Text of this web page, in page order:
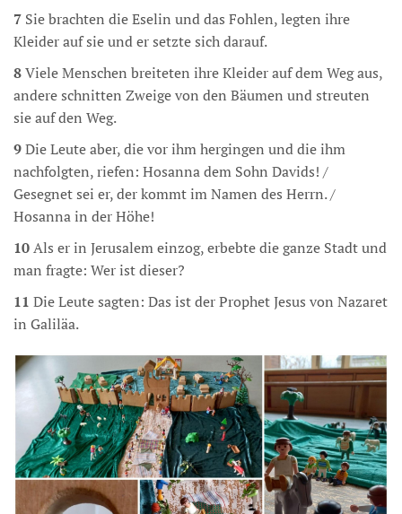
7 Sie brachten die Eselin und das Fohlen, legten ihre
Kleider auf sie und er setzte sich darauf.
8Viele Menschen breiteten ihre Kleider auf dem Weg aus,
andere schnitten Zweige von den Bäumen und streuten
sie auf den Weg.
9Die Leute aber, die vor ihm hergingen und die ihm
nachfolgten, riefen: Hosanna dem Sohn Davids! /
Gesegnet sei er, der kommt im Namen des Herrn. /
Hosanna in der Höhe!
10Als er in Jerusalem einzog, erbebte die ganze Stadt und
man fragte: Wer ist dieser?
11 Die Leute sagten: Das ist der Prophet Jesus von Nazaret
in Galiläa.